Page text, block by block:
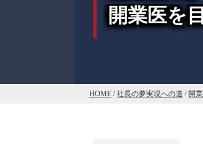
開業医を
HOME /社長の夢実現への道 / 開